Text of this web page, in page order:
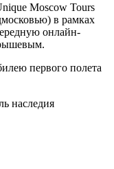
Moscow Tours
в рамках
онлайн-
первого полета
наследия